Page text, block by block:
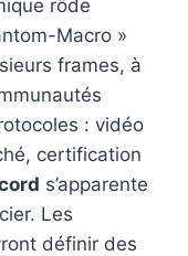
rôde
Macro »
frames, à
: vidéo
certification
s’apparente
Les
définir des